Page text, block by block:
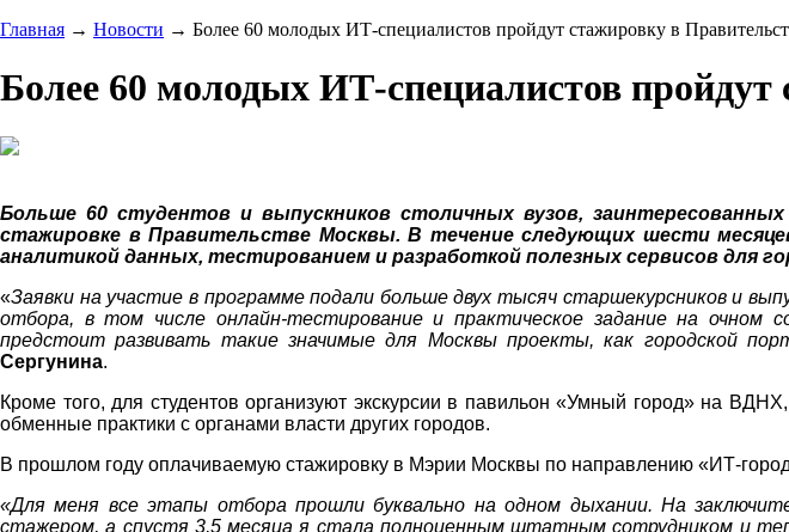
Главная → Новости → Более 60 молодых ИТ-специалистов пройдут стажировку в
Более 60 молодых ИТ-специалистов
Больше 60 студентов и выпускников столичных вузов,
стажировке в Правительстве Москвы. В течение следующих шести
аналитикой данных, тестированием и разработкой полезных сервисов для
«Заявки на участие в программе подали больше двух тысяч старшекурсников и
отбора, в том числе онлайн-тестирование и практическое задание на очном
предстоит развивать такие значимые для Москвы проекты, как городской
Сергунина.
Кроме того, для студентов организуют экскурсии в павильон «Умный город» на
обменные практики с органами власти других городов.
В прошлом году оплачиваемую стажировку в Мэрии Москвы по направлению «ИТ-
«Для меня все этапы отбора прошли буквально на одном дыхании. На
стажером, а спустя 3,5 месяца я стала полноценным штатным сотрудником и